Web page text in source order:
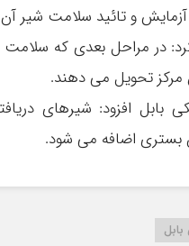
آزمایش و تائید سلامت شیر
در مراحل بعدی که
مرکز تحویل می دهند.
بابل افزود: شیرهای
بستری اضافه می شود.